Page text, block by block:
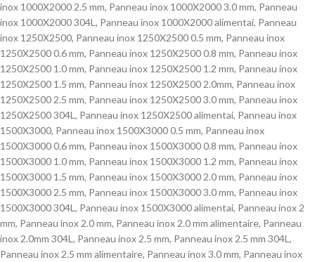
inox 1000X2000 2.5 mm, Panneau inox 1000X2000 3.0 mm, Panneau
inox 1000X2000 304L , Panneau inox 1000X2000 alimentai, Panneau
inox 1250X2500, Panneau inox 1250X2500 0.5 mm, Panneau inox
1250X2500 0.6 mm, Panneau inox 1250X2500 0.8 mm, Panneau inox
1250X2500 1.0 mm, Panneau inox 1250X2500 1.2 mm, Panneau inox
1250X2500 1.5 mm, Panneau inox 1250X2500 2.0mm, Panneau inox
1250X2500 2.5 mm, Panneau inox 1250X2500 3.0 mm, Panneau inox
1250X2500 304L , Panneau inox 1250X2500 alimentai, Panneau inox
1500X3000, Panneau inox 1500X3000 0.5 mm, Panneau inox
1500X3000 0.6 mm, Panneau inox 1500X3000 0.8 mm, Panneau inox
1500X3000 1.0 mm, Panneau inox 1500X3000 1.2 mm, Panneau inox
1500X3000 1.5 mm, Panneau inox 1500X3000 2.0 mm, Panneau inox
1500X3000 2.5 mm, Panneau inox 1500X3000 3.0 mm, Panneau inox
1500X3000 304L , Panneau inox 1500X3000 alimentai, Panneau inox 2
mm, Panneau inox 2.0 mm, Panneau inox 2.0 mm alimentaire, Panneau
inox 2.0mm 304L , Panneau inox 2.5 mm, Panneau inox 2.5 mm 304L ,
Panneau inox 2.5 mm alimentaire, Panneau inox 3.0 mm, Panneau inox